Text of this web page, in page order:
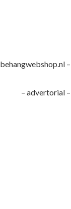
–
– advertorial –